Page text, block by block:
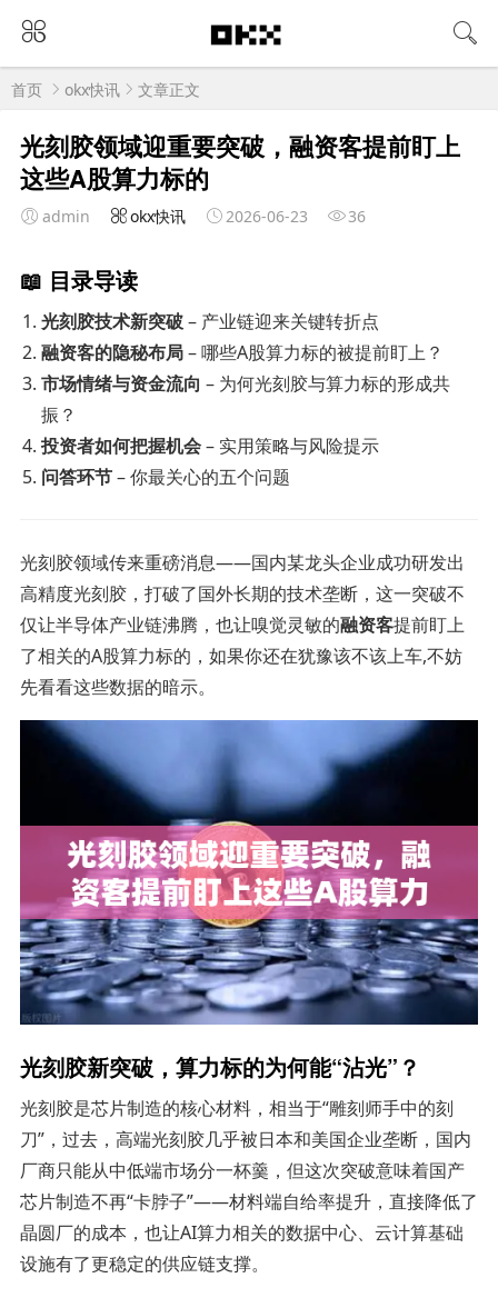
首页 okx快讯 文章正文
光刻胶领域迎重要突破，融资客提前盯上
这些A股算力标的
admin okx快讯 2026-06-23 36
📖 目录导读
光刻胶技术新突破– 产业链迎来关键转折点
融资客的隐秘布局– 哪些A股算力标的被提前盯上？
市场情绪与资金流向 – 为何光刻胶与算力标的形成共
振？
投资者如何把握机会– 实用策略与风险提示
问答环节– 你最关心的五个问题
光刻胶领域传来重磅消息——国内某龙头企业成功研发出
高精度光刻胶，打破了国外长期的技术垄断，这一突破不
仅让半导体产业链沸腾，也让嗅觉灵敏的融资客提前盯上
了相关的A股算力标的，如果你还在犹豫该不该上车,不妨
先看看这些数据的暗示。
光刻胶新突破，算力标的为何能“沾光”？
光刻胶是芯片制造的核心材料，相当于“雕刻师手中的刻
刀”，过去，高端光刻胶几乎被日本和美国企业垄断，国内
厂商只能从中低端市场分一杯羹，但这次突破意味着国产
芯片制造不再“卡脖子”——材料端自给率提升，直接降低了
晶圆厂的成本，也让AI算力相关的数据中心、云计算基础
设施有了更稳定的供应链支撑。